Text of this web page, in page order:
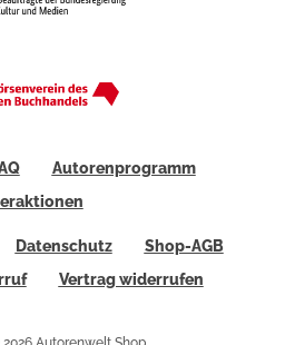
Autorenprogramm
Datenschutz
Shop-AGB
Vertrag widerrufen